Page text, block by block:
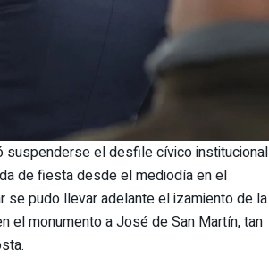
suspenderse el desfile cívico institucional
de fiesta desde el mediodía en el
se pudo llevar adelante el izamiento de la
el monumento a José de San Martín, tan